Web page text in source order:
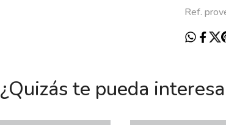
Ref.
¿Quizás te pueda